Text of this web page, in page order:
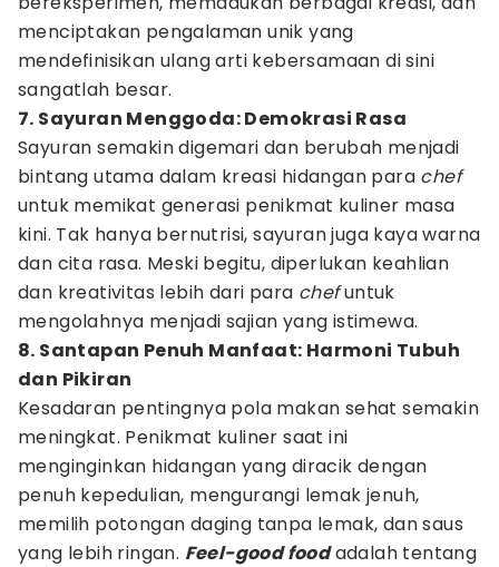
menciptakan pengalaman unik yang
mendefinisikan ulang arti kebersamaan di sini
sangatlah besar.
7. Sayuran Menggoda: Demokrasi Rasa
Sayuran semakin digemari dan berubah menjadi
bintang utama dalam kreasi hidangan para chef
untuk memikat generasi penikmat kuliner masa
kini. Tak hanya bernutrisi, sayuran juga kaya warna
dan cita rasa. Meski begitu, diperlukan keahlian
dan kreativitas lebih dari para chefuntuk
mengolahnya menjadi sajian yang istimewa.
8. Santapan Penuh Manfaat: Harmoni Tubuh
dan Pikiran
Kesadaran pentingnya pola makan sehat semakin
meningkat. Penikmat kuliner saat ini
menginginkan hidangan yang diracik dengan
penuh kepedulian, mengurangi lemak jenuh,
memilih potongan daging tanpa lemak, dan saus
yang lebih ringan. Feel-good food adalah tentang